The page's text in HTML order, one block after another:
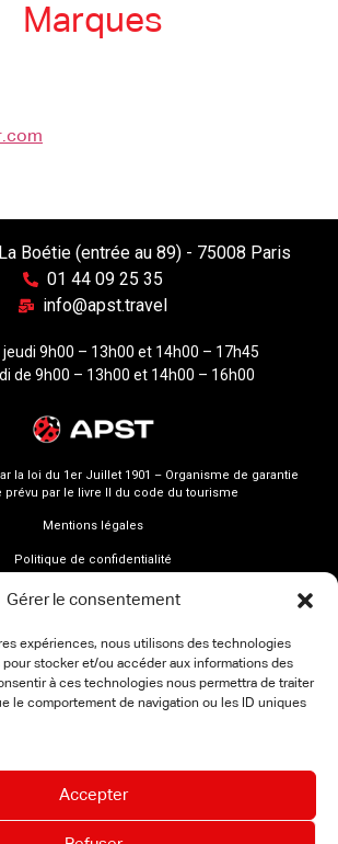
Gérer le consentement
expériences, nous utilisons des technologies
stocker et/ou accéder aux informations des
à ces technologies nous permettra de traiter
le comportement de navigation ou les ID uniques
Accepter
Marques
Boétie (entrée au 89) - 75008 Paris
01 44 09 25 35
info@apst.travel
jeudi 9h00 – 13h00 et 14h00 – 17h45
de 9h00 – 13h00 et 14h00 – 16h00
la loi du 1er Juillet 1901 – Organisme de garantie
prévu par le livre II du code du tourisme
Mentions légales
Politique de confidentialité